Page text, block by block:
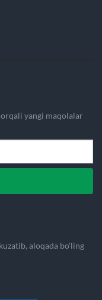
yangi maqolalar
aloqada bo'ling